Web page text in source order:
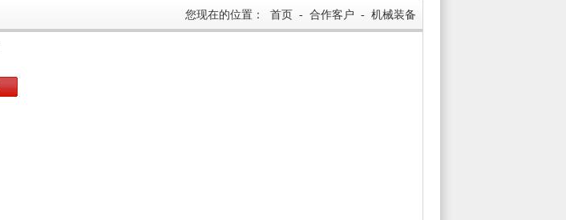
您现在的位置： 首页 - 合作客户 - 机械装备